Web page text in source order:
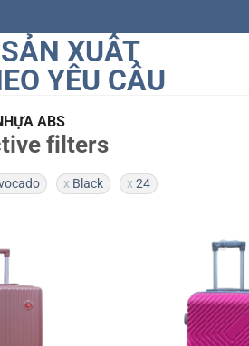
ABS
filters
Black 24